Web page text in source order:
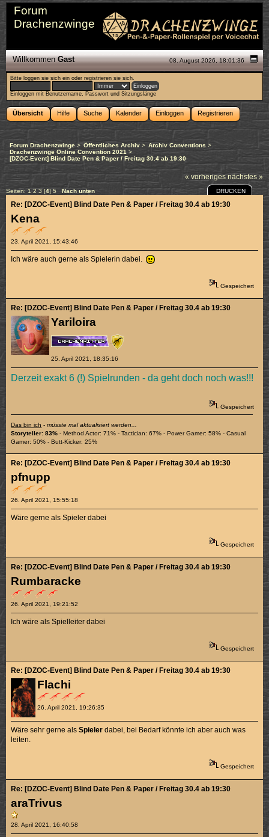
Forum
Drachenzwinge
08. August 2026, 18:01:36
WillkommenGast
Bitte loggen sie sich ein oderregistrieren sie sich.
Einloggen mit Benutzername, Passwort und Sitzungslänge
Übersicht Hilfe Suche Kalender Einloggen Registrieren
Forum Drachenzwinge > Öffentliches Archiv> Archiv Conventions >
Drachenzwinge Online Convention 2021 >
[DZOC-Event] Blind Date Pen & Paper / Freitag 30.4 ab 19:30
« vorheriges nächstes »
Seiten: 1 2 3 [4] 5 Nach unten DRUCKEN
Kena
23. April 2021, 15:43:46
Re: [DZOC-Event] Blind Date Pen & Paper / Freitag 30.4 ab 19:30
Ich wäre auch gerne als Spielerin dabei.
Gespeichert
Yariloira
25. April 2021, 18:35:16
Re: [DZOC-Event] Blind Date Pen & Paper / Freitag 30.4 ab 19:30
Derzeit exakt 6 (!) Spielrunden - da geht doch noch was!!!
Gespeichert
Das bin ich -müsste mal aktualisiert werden...
Storyteller: 83% - Method Actor: 71% - Tactician: 67% - Power Gamer: 58% - Casual
Gamer: 50% - Butt-Kicker: 25%
pfnupp
26. April 2021, 15:55:18
Re: [DZOC-Event] Blind Date Pen & Paper / Freitag 30.4 ab 19:30
Wäre gerne als Spieler dabei
Gespeichert
Rumbaracke
26. April 2021, 19:21:52
Re: [DZOC-Event] Blind Date Pen & Paper / Freitag 30.4 ab 19:30
Ich wäre als Spielleiter dabei
Gespeichert
Flachi
26. April 2021, 19:26:35
Re: [DZOC-Event] Blind Date Pen & Paper / Freitag 30.4 ab 19:30
Wäre sehr gerne alsSpieler dabei, bei Bedarf könnte ich aber auch was
leiten.
Gespeichert
araTrivus
28. April 2021, 16:40:58
Re: [DZOC-Event] Blind Date Pen & Paper / Freitag 30.4 ab 19:30